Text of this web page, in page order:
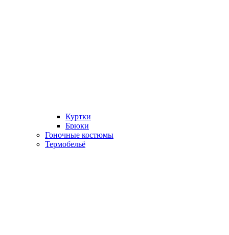
Куртки
Брюки
Гоночные костюмы
Термобельё